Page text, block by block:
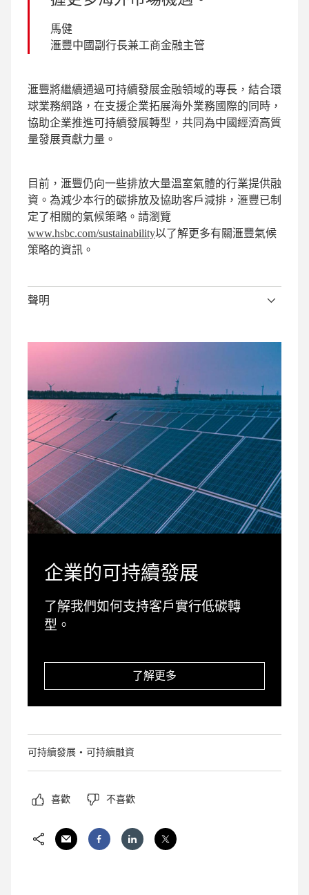
馬健
滙豐中國副行長兼工商金融主管
滙豐將繼續通過可持續發展金融領域的專長，結合環
球業務網路，在支援企業拓展海外業務國際的同時，
協助企業推進可持續發展轉型，共同為中國經濟高質
量發展貢獻力量。
目前，滙豐仍向一些排放大量溫室氣體的行業提供融
資。為減少本行的碳排放及協助客戶減排，滙豐已制
定了相關的氣候策略。請瀏覽
www.hsbc.com/sustainability以了解更多有關滙豐氣候
策略的資訊。
聲明
企業的可持續發展
了解我們如何支持客戶實行低碳轉
型。
了解更多
可持續發展 可持續融資
喜歡 不喜歡